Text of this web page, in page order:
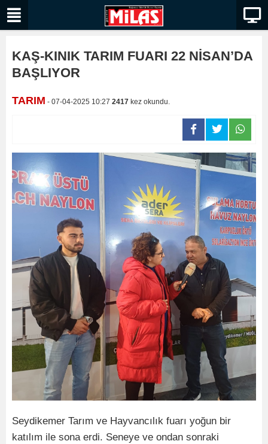
KAŞ-KINIK TARIM FUARI 22 NİSAN’DA
BAŞLIYOR
TARIM - 07-04-2025 10:27 2417 kez okundu.
Seydikemer Tarım ve Hayvancılık fuarı yoğun bir
katılım ile sona erdi. Seneye ve ondan sonraki